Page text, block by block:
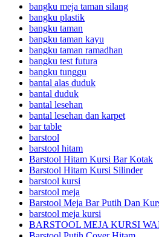
bangku meja taman silang
bangku plastik
bangku taman
bangku taman kayu
bangku taman ramadhan
bangku test futura
bangku tunggu
bantal alas duduk
bantal duduk
bantal lesehan
bantal lesehan dan karpet
bar table
barstool
barstool hitam
Barstool Hitam Kursi Bar Kotak
Barstool Hitam Kursi Silinder
barstool kursi
barstool meja
Barstool Meja Bar Putih Dan
barstool meja kursi
BARSTOOL MEJA KURSI